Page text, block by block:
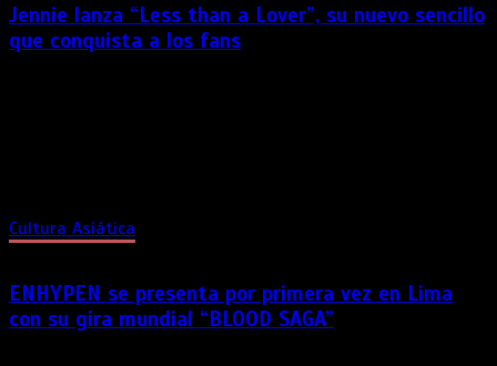
Jennie lanza “Less than a Lover”, su nuevo sencillo
que conquista a los fans
Cultura Asiática
ENHYPEN se presenta por primera vez en Lima
con su gira mundial “BLOOD SAGA”